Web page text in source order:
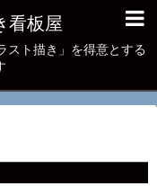
看板屋
スト描き」を得意とする